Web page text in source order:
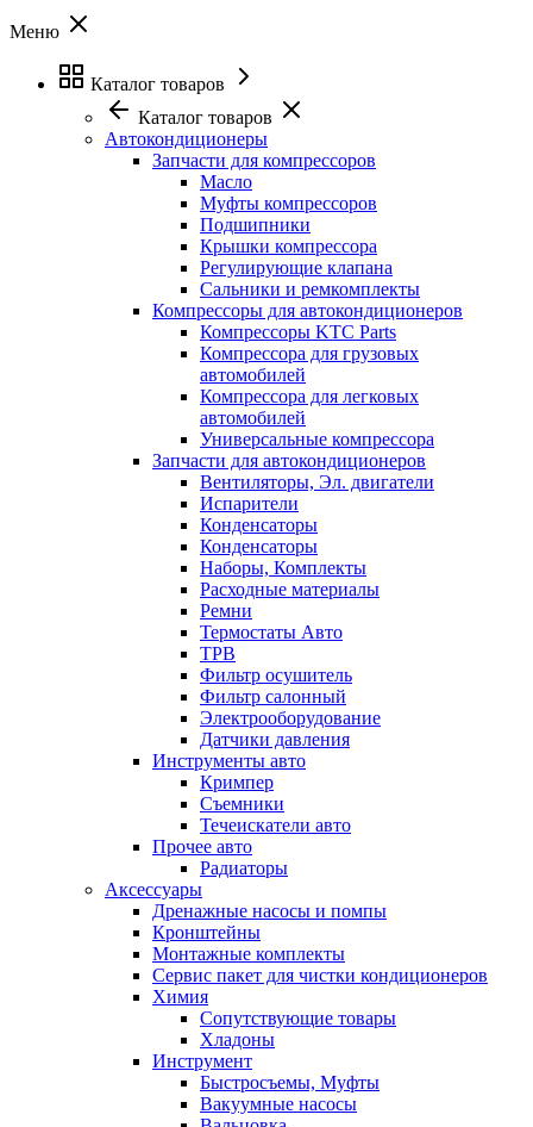
Меню
Каталог товаров
Каталог товаров
Автокондиционеры
Запчасти для компрессоров
Масло
Муфты компрессоров
Подшипники
Крышки компрессора
Регулирующие клапана
Сальники и ремкомплекты
Компрессоры для автокондиционеров
Компрессоры KTC Parts
Компрессора для грузовых
автомобилей
Компрессора для легковых
автомобилей
Универсальные компрессора
Запчасти для автокондиционеров
Вентиляторы, Эл. двигатели
Испарители
Конденсаторы
Конденсаторы
Наборы, Комплекты
Расходные материалы
Ремни
Термостаты Авто
ТРВ
Фильтр осушитель
Фильтр салонный
Электрооборудование
Датчики давления
Инструменты авто
Кримпер
Съемники
Течеискатели авто
Прочее авто
Радиаторы
Аксессуары
Дренажные насосы и помпы
Кронштейны
Монтажные комплекты
Сервис пакет для чистки кондиционеров
Химия
Сопутствующие товары
Хладоны
Инструмент
Быстросъемы, Муфты
Вакуумные насосы